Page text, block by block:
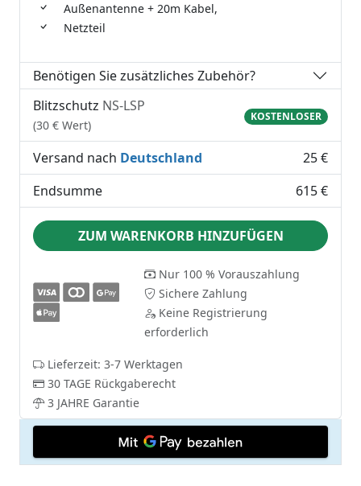
Außenantenne + 20m Kabel,
Netzteil
Benötigen Sie zusätzliches Zubehör?
Blitzschutz NS-LSP
(30 € Wert)
KOSTENLOSER
Versand nach Deutschland
25 €
Endsumme
615 €
ZUM WARENKORB HINZUFÜGEN
Nur 100 % Vorauszahlung
Sichere Zahlung
Keine Registrierung
erforderlich
Lieferzeit: 3-7 Werktagen
30 TAGE Rückgaberecht
3 JAHRE Garantie